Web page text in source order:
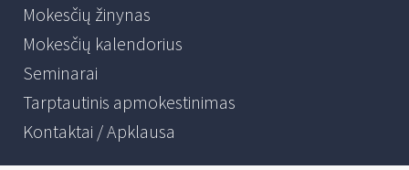
Mokesčių žinynas
Mokesčių kalendorius
Seminarai
Tarptautinis apmokestinimas
Kontaktai / Apklausa